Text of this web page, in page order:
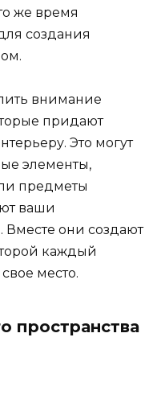
же время
создания
внимание
придают
Это могут
элементы,
предметы
ваши
они создают
каждый
место.
пространства